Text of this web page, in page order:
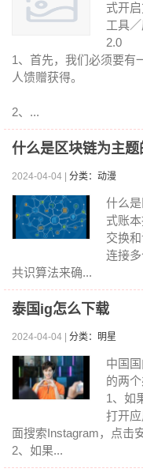
式开启
工具
2.0
1、首先，我们必须要有
人馈赠获得。
2、...
什么是区块链为主题
2024-04-04 | 分类：动漫
什么
式账
交换
连接
共识算法来确...
泰国ig怎么下载
2024-04-04 | 分类：明星
中国
的两个
1、如
打开
面搜索Instagram，点击
2、如果...